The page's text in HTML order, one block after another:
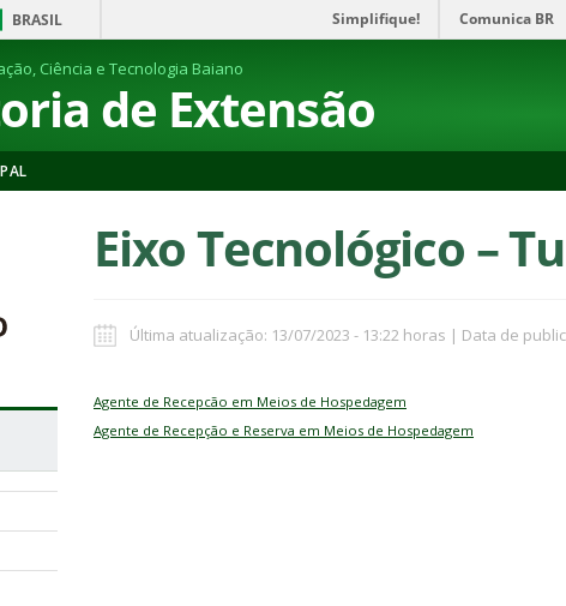
BRASIL Simplifique! Comunica BR
Ciência e Tecnologia Baiano
de Extensão
Eixo Tecnológico –
Última atualização: 13/07/2023 - 13:22 horas | Data de
Agente de Recepcão em Meios de Hospedagem
Agente de Recepção e Reserva em Meios de Hospedagem